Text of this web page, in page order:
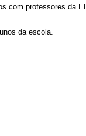
com professores da
da escola.